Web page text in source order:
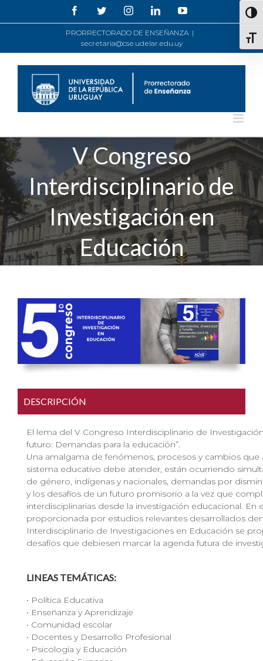
FacebookTwitterInstagramLinkedInYouTube
PRORRECTORADO DE ENSEÑANZA |
secretaria@cse.udelar.edu.uy
V Congreso
Interdisciplinario de
Investigación en
Educación
DESCRIPCIÓN
El lema del V Congreso Interdisciplinario de
futuro: Demandas para la educación”.
Una amalgama de fenómenos, procesos y cambios
sistema educativo debe atender, están ocurriendo
de género, indígenas y nacionales, demandas por
y los desafíos de un futuro promisorio a la vez que
interdisciplinarias desde la investigación educacional.
proporcionada por estudios relevantes desarrollados
Interdisciplinario de Investigaciones en Educación se
desafíos que debiesen marcar la agenda futura de
LINEAS TEMÁTICAS:
• Política Educativa
• Enseñanza y Aprendizaje
• Comunidad escolar
• Docentes y Desarrollo Profesional
• Psicología y Educación